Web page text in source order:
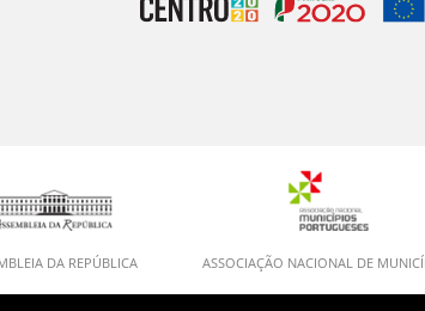
DA REPÚBLICA ASSOCIAÇÃO NACIONAL DE